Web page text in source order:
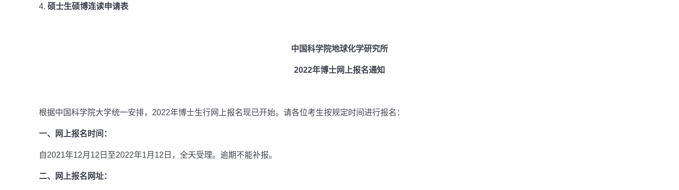
4. 硕士生硕博连读申请表
中国科学院地球化学研究所
2022年博士网上报名通知
根据中国科学院大学统一安排，2022年博士生行网上报名现已开始。请各位考生按规定时间进行报名：
一、网上报名时间：
自2021年12月12日至2022年1月12日，全天受理。逾期不能补报。
二、网上报名网址：